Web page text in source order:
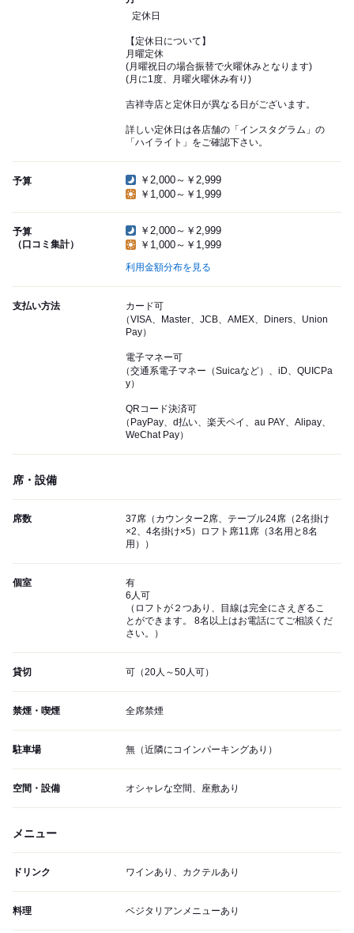
定休日
【定休日について】
月曜定休
(月曜祝日の場合振替で火曜休みとなります)
(月に1度、月曜火曜休み有り)
吉祥寺店と定休日が異なる日がございます。
詳しい定休日は各店舗の「インスタグラム」の
「ハイライト」をご確認下さい。
予算
￥2,000～￥2,999
￥1,000～￥1,999
予算
（口コミ集計）
￥2,000～￥2,999
￥1,000～￥1,999
利用金額分布を見る
支払い方法
カード可
（VISA、Master、JCB、AMEX、Diners、Union
Pay）
電子マネー可
（交通系電子マネー（Suicaなど）、iD、QUICPa
y）
QRコード決済可
（PayPay、d払い、楽天ペイ、au PAY、Alipay、
WeChat Pay）
席・設備
席数
37席（カウンター2席、テーブル24席（2名掛け
×2、4名掛け×5）ロフト席11席（3名用と8名
用））
個室
有
6人可
（ロフトが２つあり、目線は完全にさえぎるこ
とができます。 8名以上はお電話にてご相談くだ
さい。）
貸切 可（20人～50人可）
禁煙・喫煙 全席禁煙
駐車場 無（近隣にコインパーキングあり）
空間・設備 オシャレな空間、座敷あり
メニュー
ドリンク ワインあり、カクテルあり
料理 ベジタリアンメニューあり